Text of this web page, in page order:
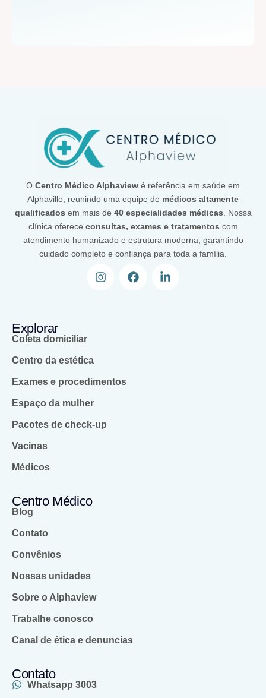
O Centro Médico Alphaview é referência em saúde em
Alphaville, reunindo uma equipe de médicos altamente
qualificados em mais de 40 especialidades médicas. Nossa
clínica oferece consultas, exames e tratamentos com
atendimento humanizado e estrutura moderna, garantindo
cuidado completo e confiança para toda a família.
Explorar
Coleta domiciliar
Centro da estética
Exames e procedimentos
Espaço da mulher
Pacotes de check-up
Vacinas
Médicos
Centro Médico
Blog
Contato
Convênios
Nossas unidades
Sobre o Alphaview
Trabalhe conosco
Canal de ética e denuncias
Contato
Whatsapp 3003